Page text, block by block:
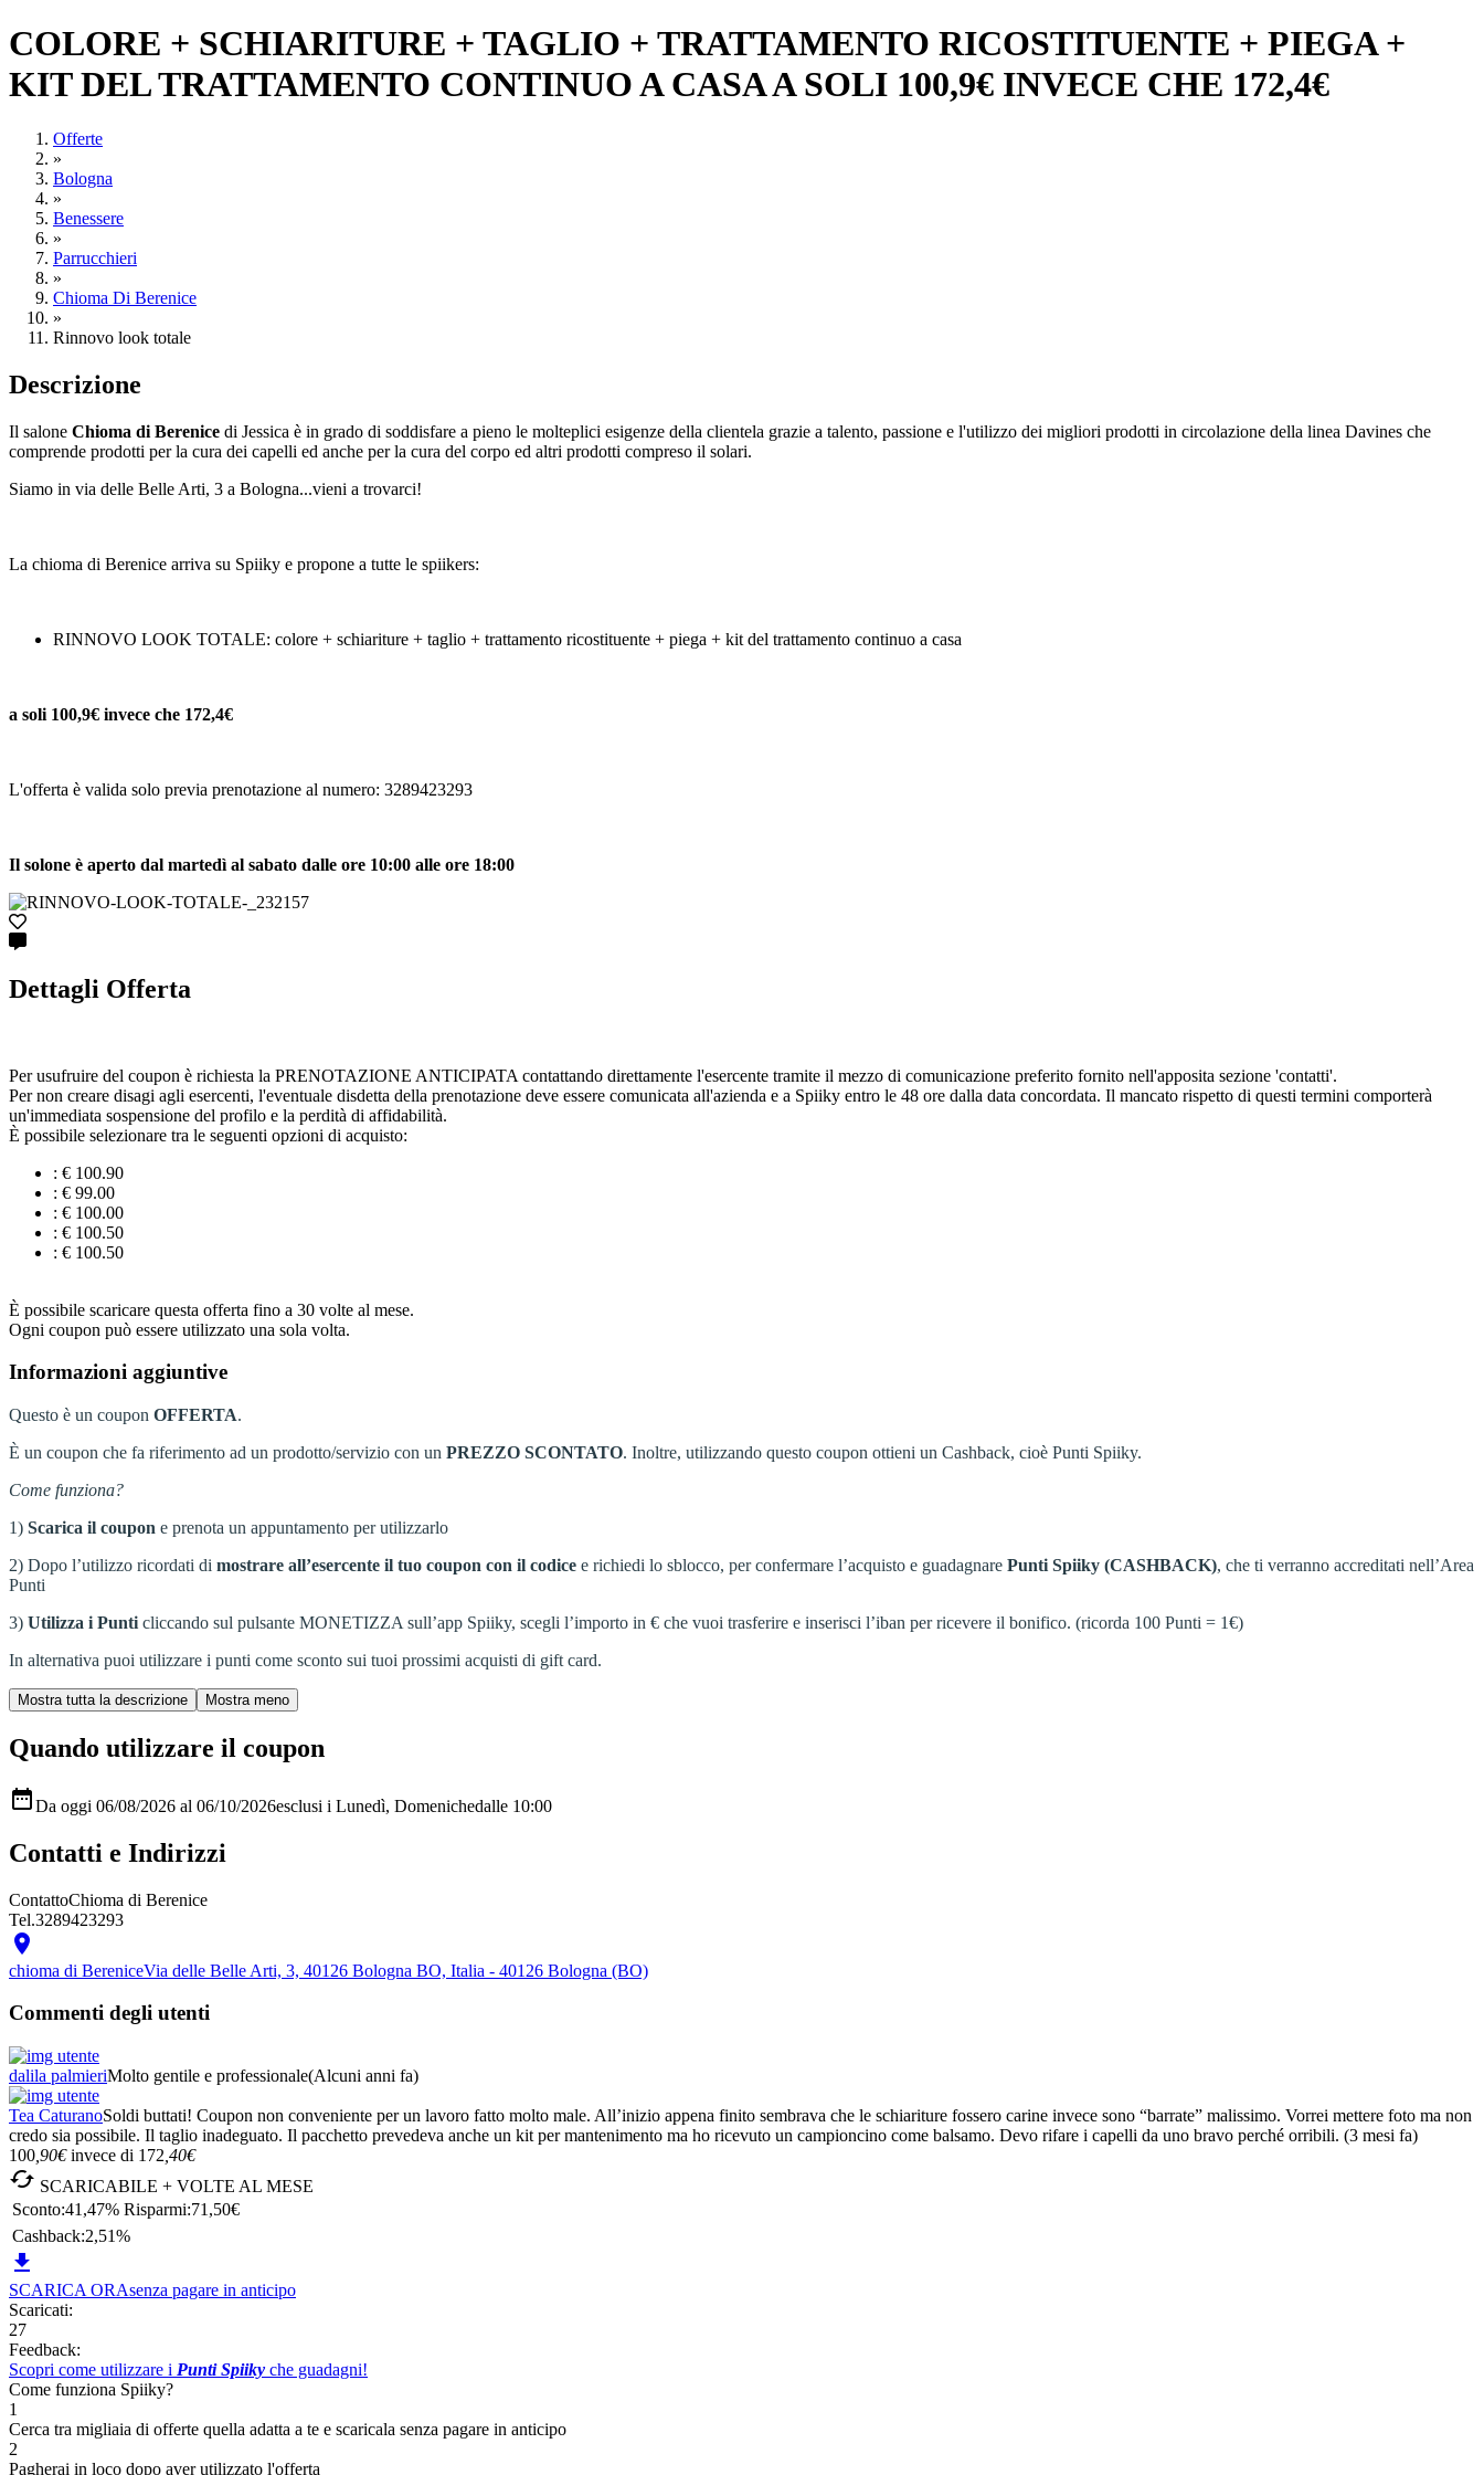
COLORE + SCHIARITURE + TAGLIO + TRATTAMENTO RICOSTITUENTE + PIEGA +
KIT DEL TRATTAMENTO CONTINUO A CASA A SOLI 100,9€ INVECE CHE 172,4€
Offerte
»
Bologna
»
Benessere
»
Parrucchieri
»
Chioma Di Berenice
»
Rinnovo look totale
Descrizione
Il salone Chioma di Berenice di Jessica è in grado di soddisfare a pieno le molteplici esigenze della clientela grazie a talento, passione e l'utilizzo dei migliori prodotti in circolazione della linea Davines che
comprende prodotti per la cura dei capelli ed anche per la cura del corpo ed altri prodotti compreso il solari.
Siamo in via delle Belle Arti, 3 a Bologna...vieni a trovarci!
La chioma di Berenice arriva su Spiiky e propone a tutte le spiikers:
RINNOVO LOOK TOTALE: colore + schiariture + taglio + trattamento ricostituente + piega + kit del trattamento continuo a casa
a soli 100,9€ invece che 172,4€
L'offerta è valida solo previa prenotazione al numero: 3289423293
Il solone è aperto dal martedì al sabato dalle ore 10:00 alle ore 18:00
Dettagli Offerta
Per usufruire del coupon è richiesta la PRENOTAZIONE ANTICIPATA contattando direttamente l'esercente tramite il mezzo di comunicazione preferito fornito nell'apposita sezione 'contatti'.
Per non creare disagi agli esercenti, l'eventuale disdetta della prenotazione deve essere comunicata all'azienda e a Spiiky entro le 48 ore dalla data concordata. Il mancato rispetto di questi termini comporterà
un'immediata sospensione del profilo e la perdità di affidabilità.
È possibile selezionare tra le seguenti opzioni di acquisto:
: € 100.90
: € 99.00
: € 100.00
: € 100.50
: € 100.50
È possibile scaricare questa offerta fino a 30 volte al mese.
Ogni coupon può essere utilizzato una sola volta.
Informazioni aggiuntive
Questo è un coupon OFFERTA.
È un coupon che fa riferimento ad un prodotto/servizio con un PREZZO SCONTATO. Inoltre, utilizzando questo coupon ottieni un Cashback, cioè Punti Spiiky.
Come funziona?
1) Scarica il coupon e prenota un appuntamento per utilizzarlo
2) Dopo l’utilizzo ricordati di mostrare all’esercente il tuo coupon con il codice e richiedi lo sblocco, per confermare l’acquisto e guadagnare Punti Spiiky (CASHBACK), che ti verranno accreditati nell’Area
Punti
3) Utilizza i Punti cliccando sul pulsante MONETIZZA sull’app Spiiky, scegli l’importo in € che vuoi trasferire e inserisci l’iban per ricevere il bonifico. (ricorda 100 Punti = 1€)
In alternativa puoi utilizzare i punti come sconto sui tuoi prossimi acquisti di gift card.
Quando utilizzare il coupon
Da oggi 06/08/2026 al 06/10/2026esclusi i Lunedì, Domenichedalle 10:00
Contatti e Indirizzi
ContattoChioma di Berenice
Tel.3289423293

chioma di BereniceVia delle Belle Arti, 3, 40126 Bologna BO, Italia - 40126 Bologna (BO)
Commenti degli utenti
dalila palmieriMolto gentile e professionale(Alcuni anni fa)
Tea CaturanoSoldi buttati! Coupon non conveniente per un lavoro fatto molto male. All’inizio appena finito sembrava che le schiariture fossero carine invece sono “barrate” malissimo. Vorrei mettere foto ma non
credo sia possibile. Il taglio inadeguato. Il pacchetto prevedeva anche un kit per mantenimento ma ho ricevuto un campioncino come balsamo. Devo rifare i capelli da uno bravo perché orribili. (3 mesi fa)
100 ,90€ invece di 172 ,40€
 SCARICABILE + VOLTE AL MESE
Sconto:41,47% Risparmi:71,50€
Cashback:2,51%

SCARICA ORAsenza pagare in anticipo
Scaricati:
27
Feedback:
Scopri come utilizzare i Punti Spiiky che guadagni!
Come funziona Spiiky?
1
Cerca tra migliaia di offerte quella adatta a te e scaricala senza pagare in anticipo
2
Pagherai in loco dopo aver utilizzato l'offerta